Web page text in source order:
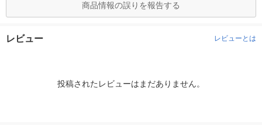
商品情報の誤りを報告する
レビュー レビューとは
投稿されたレビューはまだありません。